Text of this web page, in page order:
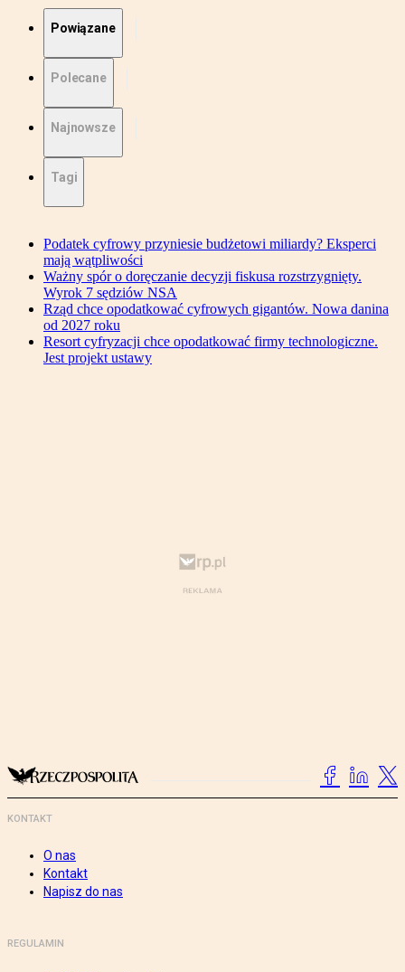
Powiązane
Polecane
Najnowsze
Tagi
Podatek cyfrowy przyniesie budżetowi miliardy? Eksperci
mają wątpliwości
Ważny spór o doręczanie decyzji fiskusa rozstrzygnięty.
Wyrok 7 sędziów NSA
Rząd chce opodatkować cyfrowych gigantów. Nowa danina
od 2027 roku
Resort cyfryzacji chce opodatkować firmy technologiczne.
Jest projekt ustawy
KONTAKT
O nas
Kontakt
Napisz do nas
REGULAMIN